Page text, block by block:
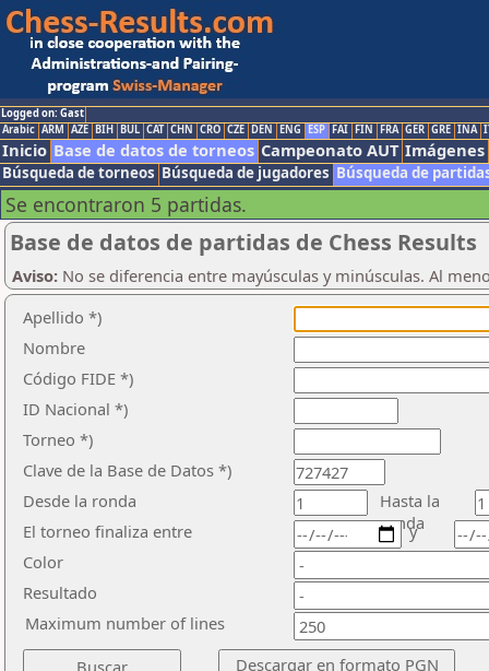
Logged on: Gast
Arabic ARM AZE BIH BUL CAT CHN CRO CZE DEN ENG ESP FAI FIN FRA GER GRE INA
Inicio Base de datos de torneos Campeonato AUT Imágenes
Búsqueda de torneos Búsqueda de jugadores Búsqueda de
Se encontraron 5 partidas.
Base de datos de partidas de Chess Results
Aviso: No se diferencia entre mayúsculas y minúsculas. Al
Apellido *)
Nombre
Código FIDE *)
ID Nacional *)
Torneo *)
Clave de la Base de Datos *)
Desde la ronda
Hasta la
ronda
El torneo finaliza entre
Color
Resultado
y
Maximum number of lines